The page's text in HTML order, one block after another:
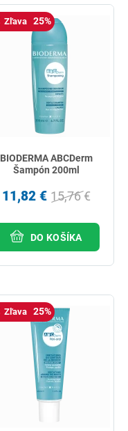
Zľava 25%
BIODERMA ABCDerm
Šampón 200ml
11,82 € 15,76 €
DO KOŠÍKA
Zľava 25%